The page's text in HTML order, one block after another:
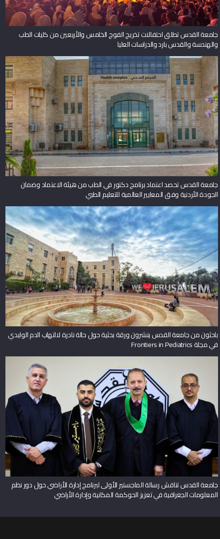
جامعة القدس تطلق احتفالات تخريج الفوج الخامس والأربعين من كليات الطب
والهندسة والقدس بارد والدراسات العليا
جامعة القدس تحصد اعتماد برنامج دكتور في الطب من هيئة الاعتماد وضمان
الجودة الأردنية وفق المعايير العالمية للتعليم الطبي
باحثون من جامعة القدس ينشرون ورقة بحثية حول حالة نادرة لالتهاب الدم الوليدي
في مجلة Frontiers in Pediatrics
جامعة القدس تناقش رسالة الماجستير الأولى لبرنامج إدارة الأراضي حول دور نظم
المعلومات الجغرافية في تعزيز الحوكمة المكانية وإدارة الأراضي